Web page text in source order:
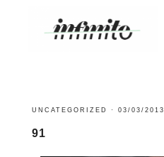
UNCATEGORIZED · 03/03/2013
91